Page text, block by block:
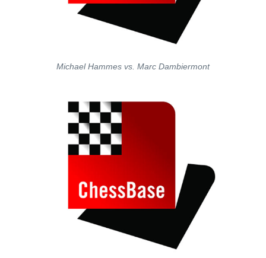
Michael Hammes vs. Marc Dambiermont